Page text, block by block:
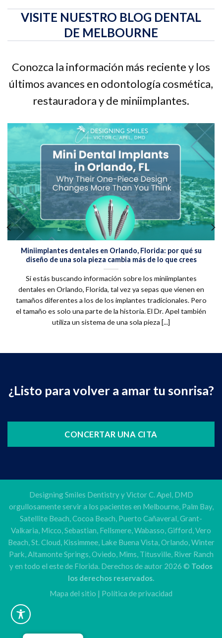
VISITE NUESTRO BLOG DENTAL
DE MELBOURNE
Conozca la información más reciente y los
últimos avances en odontología cosmética,
restauradora y de miniimplantes.
Miniimplantes dentales en Orlando, Florida: por qué su
diseño de una sola pieza cambia más de lo que crees
Si estás buscando información sobre los miniimplantes
dentales en Orlando, Florida, tal vez ya sepas que vienen en
tamaños diferentes a los de los implantes tradicionales. Pero
el tamaño es solo una parte de la historia. El Dr. Apel también
utiliza un sistema de una sola pieza [...]
¿Listo para volver a amar tu sonrisa?
CONCERTAR UNA CITA
Designing Smiles Dentistry y Victor C. Apel, DMD
orgullosamente servir a los pacientes en Melbourne, Palm Bay,
Satellite Beach, Cocoa Beach, Puerto Cañaveral, Grant-
Valkaria, Micco, Sebastian, Fellsmere, Wabasso, Gifford, Vero
Beach, St. Cloud, Kissimmee, Lake Buena Vista, Orlando, Winter
Park, Altamonte Springs, Oviedo, Mims, Titusville, River Ranch
y en todo el este de Florida. Derechos de autor 2026 © Todos
los derechos reservados.
Mapa del sitio | Política de privacidad